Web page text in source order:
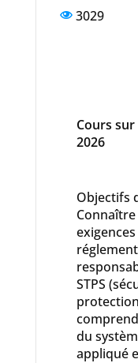
3029
Cours
2026
Objectifs
STPS
du
appliqué